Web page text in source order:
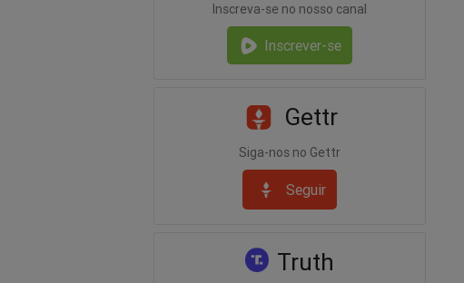
Inscreva-se no nosso canal
Inscrever-se
Gettr
Siga-nos no Gettr
Seguir
Truth